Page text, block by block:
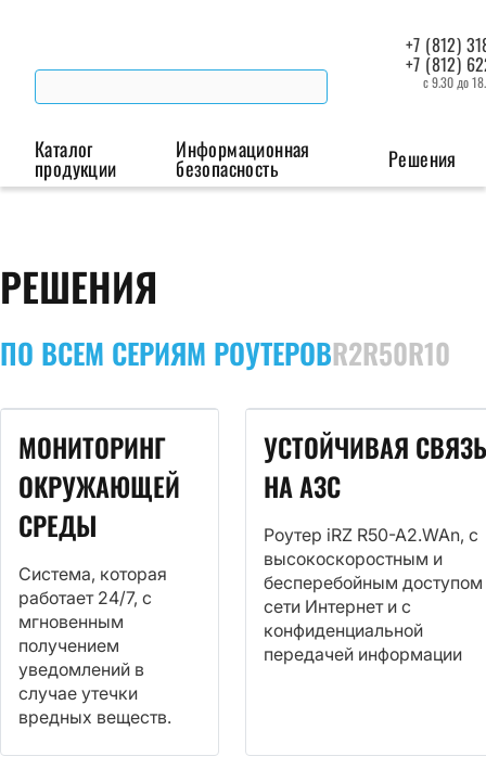
+7 (812)
+7 (812)
с 9.30 до
Каталог
продукции
Модемы
Промышленные
Информационная
безопасность Решения
РЕШЕНИЯ
ПО ВСЕМ СЕРИЯМ РОУТЕРОВR2R50R10
МОНИТОРИНГ
ОКРУЖАЮЩЕЙ
СРЕДЫ
Система, которая
работает 24/7, с
мгновенным
получением
уведомлений в
случае утечки
вредных веществ.
УСТОЙЧИВАЯ СВЯЗЬ
НА АЗС
Роутер iRZ R50-A2.WAn, с
высокоскоростным и
бесперебойным доступом
сети Интернет и с
конфиденциальной
передачей информации